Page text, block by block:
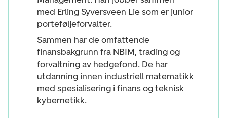
med Erling Syversveen Lie som er junior
porteføljeforvalter.
Sammen har de omfattende
finansbakgrunn fra NBIM, trading og
forvaltning av hedgefond. De har
utdanning innen industriell matematikk
med spesialisering i finans og teknisk
kybernetikk.